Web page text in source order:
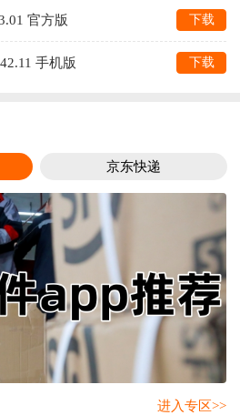
官方版 下载
手机版 下载
京东快递
进入专区>>